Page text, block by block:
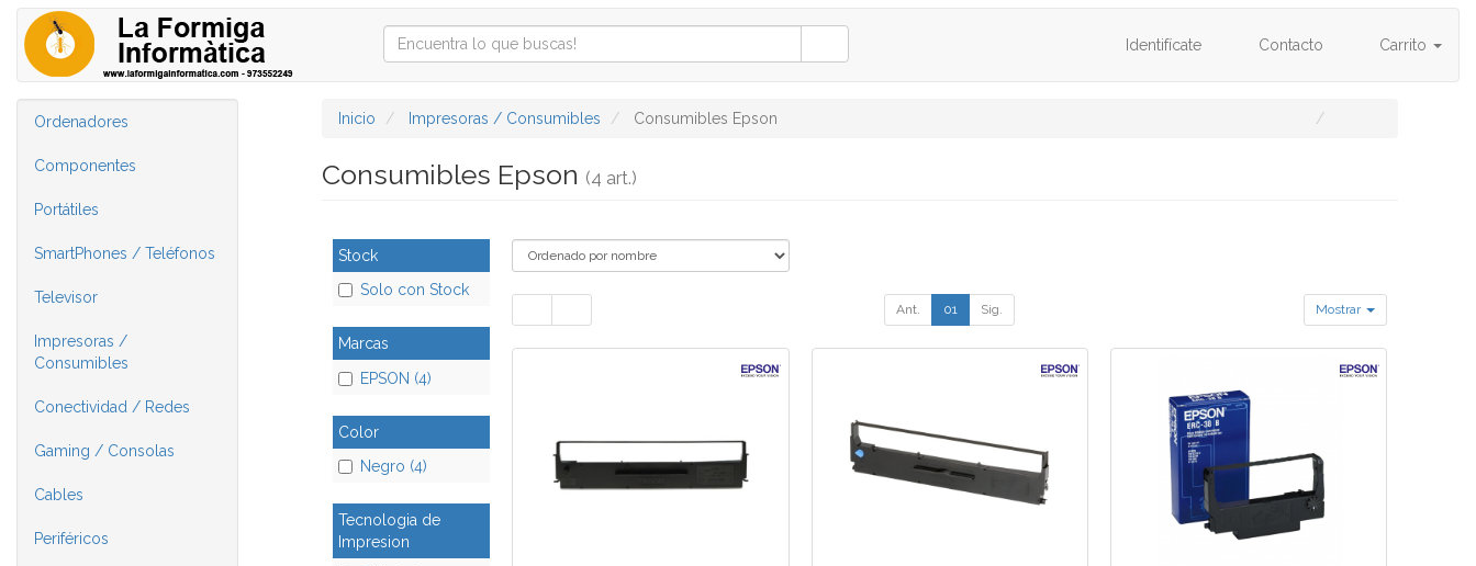
Identifícate Contacto Carrito
Ordenadores
Componentes
Portátiles
SmartPhones / Teléfonos
Televisor
Impresoras /
Consumibles
Conectividad / Redes
Gaming / Consolas
Cables
Periféricos
Inicio Impresoras / Consumibles Consumibles Epson
Consumibles Epson (4 art.)
Stock
Solo con Stock
Marcas
EPSON (4)
Color
Negro (4)
Tecnologia de
Impresion
Ant. 01 Sig. Mostrar